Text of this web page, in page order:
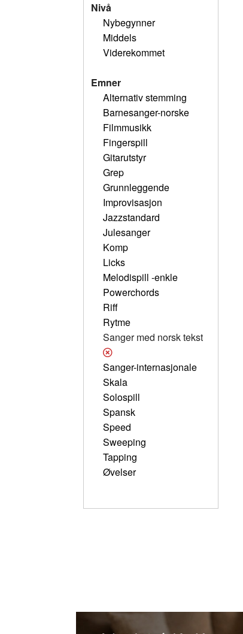
Nivå
Nybegynner
Middels
Viderekommet
Emner
Alternativ stemming
Barnesanger-norske
Filmmusikk
Fingerspill
Gitarutstyr
Grep
Grunnleggende
Improvisasjon
Jazzstandard
Julesanger
Komp
Licks
Melodispill -enkle
Powerchords
Riff
Rytme
Sanger med norsk tekst
Sanger-internasjonale
Skala
Solospill
Spansk
Speed
Sweeping
Tapping
Øvelser